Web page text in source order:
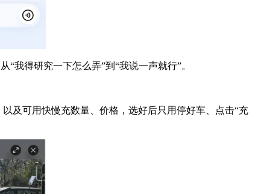
我得研究一下怎么弄”到“我说一声就行”。
及可用快慢充数量、价格，选好后只用停好车、点击“充